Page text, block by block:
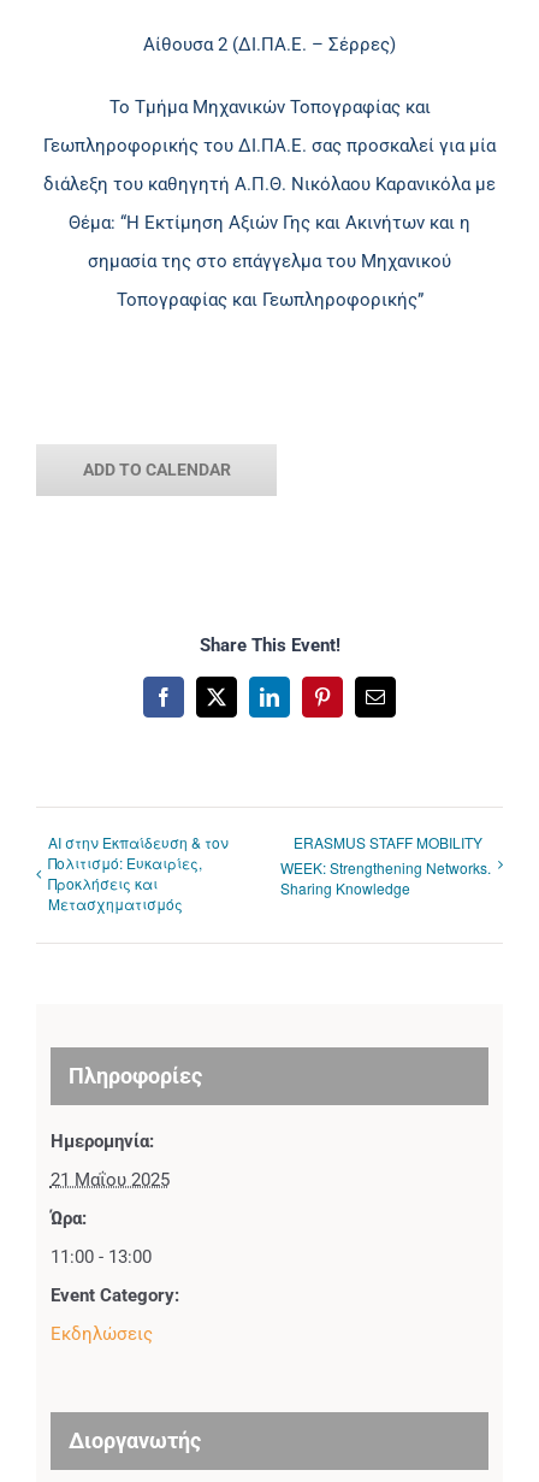
Αίθουσα 2 (ΔΙ.ΠΑ.Ε. – Σέρρες)
Το Τμήμα Μηχανικών Τοπογραφίας και
Γεωπληροφορικής του ΔΙ.ΠΑ.Ε. σας προσκαλεί για μία
διάλεξη του καθηγητή Α.Π.Θ. Νικόλαου Καρανικόλα με
Θέμα: “Η Εκτίμηση Αξιών Γης και Ακινήτων και η
σημασία της στο επάγγελμα του Μηχανικού
Τοπογραφίας και Γεωπληροφορικής”
ADD TO CALENDAR
Share This Event!
Facebook
X LinkedInPinterestEmail
AI στην Εκπαίδευση & τον
Πολιτισμό: Ευκαιρίες,
Προκλήσεις και
Μετασχηματισμός
ERASMUS STAFF MOBILITY
WEEK: Strengthening Networks.
Sharing Knowledge
Πληροφορίες
Ημερομηνία:
21 Μαΐου 2025
Ώρα:
11:00 - 13:00
Event Category:
Εκδηλώσεις
Διοργανωτής